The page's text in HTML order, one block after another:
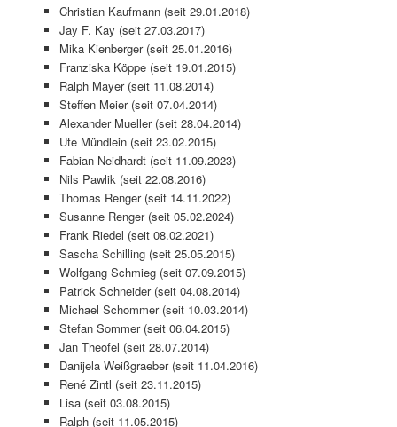
Christian Kaufmann (seit 29.01.2018)
Jay F. Kay (seit 27.03.2017)
Mika Kienberger (seit 25.01.2016)
Franziska Köppe (seit 19.01.2015)
Ralph Mayer (seit 11.08.2014)
Steffen Meier (seit 07.04.2014)
Alexander Mueller (seit 28.04.2014)
Ute Mündlein (seit 23.02.2015)
Fabian Neidhardt (seit 11.09.2023)
Nils Pawlik (seit 22.08.2016)
Thomas Renger (seit 14.11.2022)
Susanne Renger (seit 05.02.2024)
Frank Riedel (seit 08.02.2021)
Sascha Schilling (seit 25.05.2015)
Wolfgang Schmieg (seit 07.09.2015)
Patrick Schneider (seit 04.08.2014)
Michael Schommer (seit 10.03.2014)
Stefan Sommer (seit 06.04.2015)
Jan Theofel (seit 28.07.2014)
Danijela Weißgraeber (seit 11.04.2016)
René Zintl (seit 23.11.2015)
Lisa (seit 03.08.2015)
Ralph (seit 11.05.2015)